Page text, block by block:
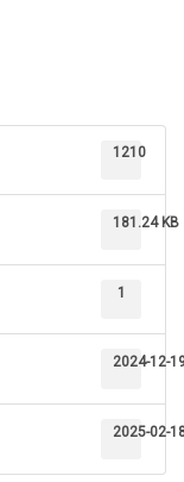
1210
181.24 KB
1
2024-12-
2025-02-